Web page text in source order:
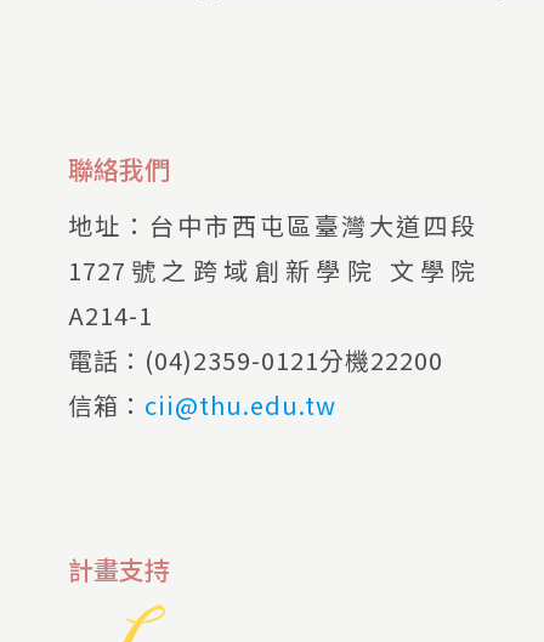
聯絡我們
地址： 台中市西屯區臺灣大道四段
1727號之跨域創新學院 文學院
A214-1
電話： (04)2359-0121分機22200
信箱： cii@thu.edu.tw
計畫支持